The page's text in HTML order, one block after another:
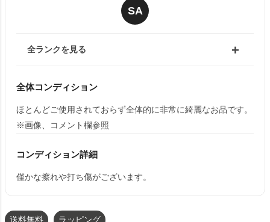
SA
全ランクを見る
全体コンディション
ほとんどご使用されておらず全体的に非常に綺麗なお品です。
※画像、コメント欄参照
コンディション詳細
僅かな擦れや打ち傷がございます。
送料無料 ラッピング